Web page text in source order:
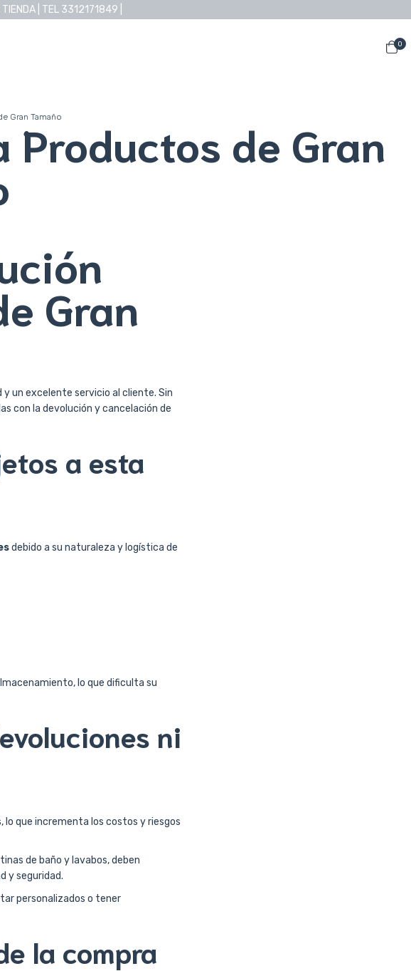
| TEL 3312171849 |
0
Gran Tamaño
Productos de Gran
Gran
un excelente servicio al cliente. Sin
con la devolución y cancelación de
a esta
debido a su naturaleza y logística de
lo que dificulta su
ni
lo que incrementa los costos y riesgos
de baño y lavabos, deben
y seguridad.
personalizados o tener
la compra